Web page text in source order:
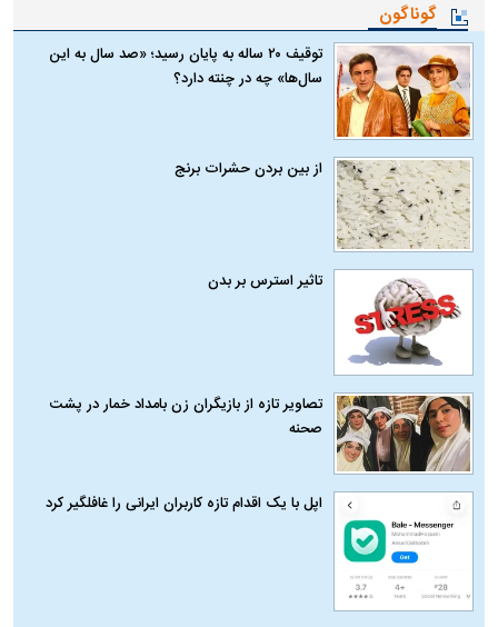
گوناگون
توقیف ۲۰ ساله به پایان رسید؛ «صد سال به این
سال‌ها» چه در چنته دارد؟
از بین بردن حشرات برنج
تاثیر استرس بر بدن
تصاویر تازه از بازیگران زن بامداد خمار در پشت
صحنه
اپل با یک اقدام تازه کاربران ایرانی را غافلگیر کرد